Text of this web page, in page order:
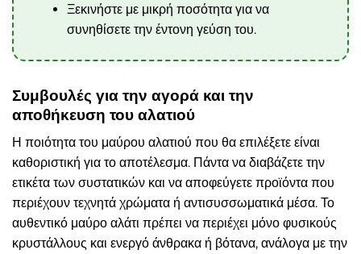
Ξεκινήστε με μικρή ποσότητα για να
συνηθίσετε την έντονη γεύση του.
Συμβουλές για την αγορά και την
αποθήκευση του αλατιού
Η ποιότητα του μαύρου αλατιού που θα επιλέξετε είναι
καθοριστική για το αποτέλεσμα. Πάντα να διαβάζετε την
ετικέτα των συστατικών και να αποφεύγετε προϊόντα που
περιέχουν τεχνητά χρώματα ή αντισυσσωματικά μέσα. Το
αυθεντικό μαύρο αλάτι πρέπει να περιέχει μόνο φυσικούς
κρυστάλλους και ενεργό άνθρακα ή βότανα, ανάλογα με την